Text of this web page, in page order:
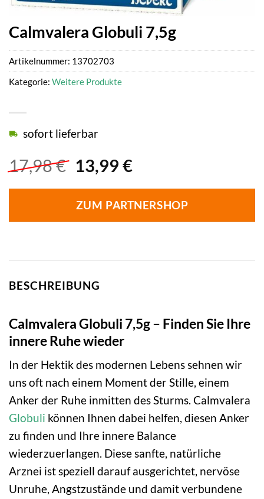
Calmvalera Globuli 7,5g
17,98€ Ursprünglicher
war:
17,98 €
13,99 €Aktueller
ist:
13,99 €.
sofort lieferbar
ZUM PARTNERSHOP
Artikelnummer: 13702703
Kategorie: Weitere Produkte
BESCHREIBUNG
Calmvalera Globuli 7,5g – Finden Sie Ihre
innere Ruhe wieder
In der Hektik des modernen Lebens sehnen wir
uns oft nach einem Moment der Stille, einem
Anker der Ruhe inmitten des Sturms. Calmvalera
Globuli können Ihnen dabei helfen, diesen Anker
zu finden und Ihre innere Balance
wiederzuerlangen. Diese sanfte, natürliche
Arznei ist speziell darauf ausgerichtet, nervöse
Unruhe, Angstzustände und damit verbundene